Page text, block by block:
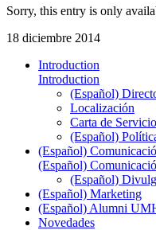
Sorry, this entry is only
18 diciembre 2014
Introduction
Introduction
(Español)
Localización
Carta de
(Español)
(Español)
(Español)
(Español)
(Español) Marketing
(Español) Alumni
Novedades